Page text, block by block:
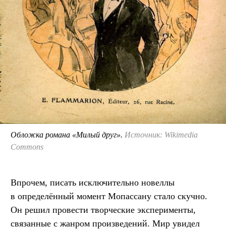
Обложка романа «Милый друг». Источник: Wikimedia
Commons
Впрочем, писать исключительно новеллы
в определённый момент Мопассану стало скучно.
Он решил провести творческие эксперименты,
связанные с жанром произведений. Мир увидел